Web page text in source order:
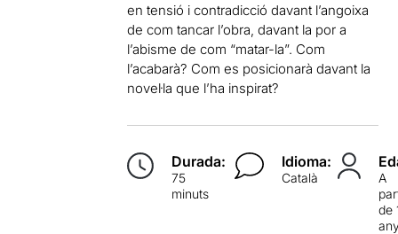
en tensió i contradicció davant l’angoixa
de com tancar l’obra, davant la por a
l’abisme de com “matar-la”. Com
l’acabarà? Com es posicionarà davant la
novel·la que l’ha inspirat?
Durada:
75
minuts
Idioma:
Català
A
de